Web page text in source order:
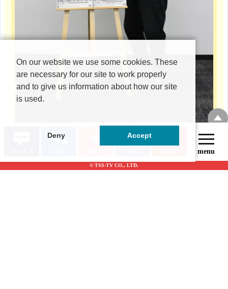
夏の風物詩『稲川淳二の怪談ナイト』のプロモーションで、
© TSS-TV CO., LTD.
On our website we use some cookies. These
are necessary for our site to work properly
and to give us information about how our site
is used.
Deny Accept